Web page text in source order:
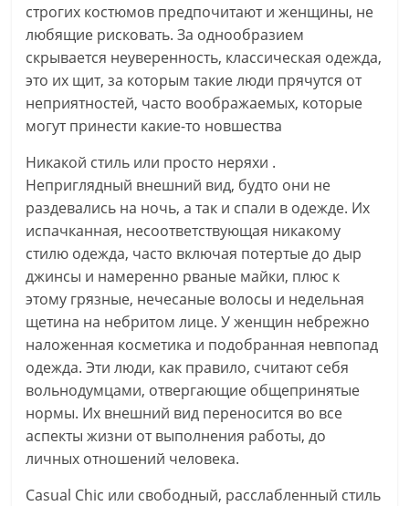
строгих костюмов предпочитают и женщины, не
любящие рисковать. За однообразием
скрывается неуверенность, классическая одежда,
это их щит, за которым такие люди прячутся от
неприятностей, часто воображаемых, которые
могут принести какие-то новшества
Никакой стиль или просто неряхи .
Неприглядный внешний вид, будто они не
раздевались на ночь, а так и спали в одежде. Их
испачканная, несоответствующая никакому
стилю одежда, часто включая потертые до дыр
джинсы и намеренно рваные майки, плюс к
этому грязные, нечесаные волосы и недельная
щетина на небритом лице. У женщин небрежно
наложенная косметика и подобранная невпопад
одежда. Эти люди, как правило, считают себя
вольнодумцами, отвергающие общепринятые
нормы. Их внешний вид переносится во все
аспекты жизни от выполнения работы, до
личных отношений человека.
Casual Chic или свободный, расслабленный стиль